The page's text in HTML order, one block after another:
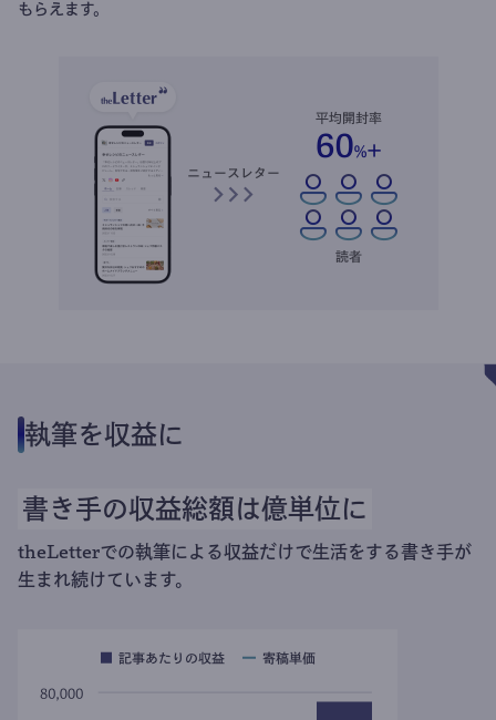
もらえます。
執筆を収益に
書き手の収益総額は億単位に
theLetterでの執筆による収益だけで生活をする書き手が
生まれ続けています。